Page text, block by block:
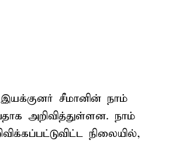
சீமானின் நாம்
அறிவித்துள்ளன. நாம்
நிலையில்,